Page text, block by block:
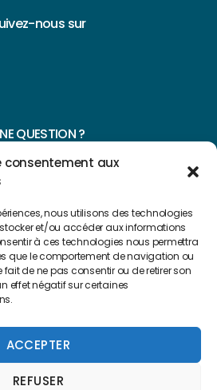
consentement aux
nous utilisons des technologies
et/ou accéder aux informations
à ces technologies nous permettra
que le comportement de navigation ou
fait de ne pas consentir ou de retirer son
effet négatif sur certaines
ACCEPTER
REFUSER
nous sur
QUESTION ?
NOUS
SUR NOTRE SITE
Plan du site
FAIRE UN DON
© Créé par
Mentions légales